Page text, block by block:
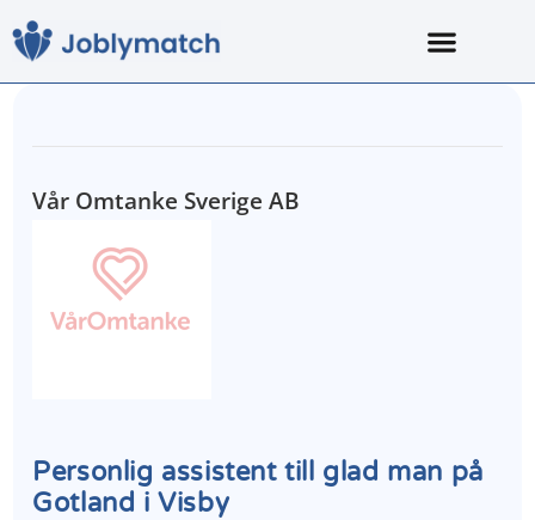
Vår Omtanke Sverige AB
Personlig assistent till glad man på
Gotland i Visby